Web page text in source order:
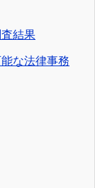
結果
な法律事務